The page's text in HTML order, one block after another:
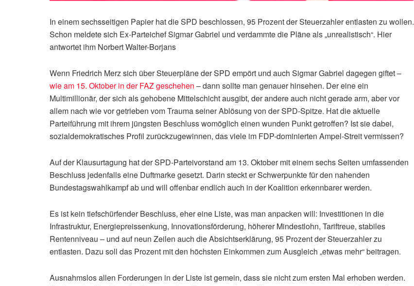
In einem sechsseitigen Papier hat die SPD beschlossen, 95 Prozent der Steuerzahler entlasten zu wollen.
Schon meldete sich Ex-Parteichef Sigmar Gabriel und verdammte die Pläne als „unrealistisch“. Hier
antwortet ihm Norbert Walter-Borjans
Wenn Friedrich Merz sich über Steuerpläne der SPD empört und auch Sigmar Gabriel dagegen giftet –
wie am 15. Oktober in der FAZ geschehen – dann sollte man genauer hinsehen. Der eine ein
Multimillionär, der sich als gehobene Mittelschicht ausgibt, der andere auch nicht gerade arm, aber vor
allem nach wie vor getrieben vom Trauma seiner Ablösung von der SPD-Spitze. Hat die aktuelle
Parteiführung mit ihrem jüngsten Beschluss womöglich einen wunden Punkt getroffen? Ist sie dabei,
sozialdemokratisches Profil zurückzugewinnen, das viele im FDP-dominierten Ampel-Streit vermissen?
Auf der Klausurtagung hat der SPD-Parteivorstand am 13. Oktober mit einem sechs Seiten umfassenden
Beschluss jedenfalls eine Duftmarke gesetzt. Darin steckt er Schwerpunkte für den nahenden
Bundestagswahlkampf ab und will offenbar endlich auch in der Koalition erkennbarer werden.
Es ist kein tiefschürfender Beschluss, eher eine Liste, was man anpacken will: Investitionen in die
Infrastruktur, Energiepreissenkung, Innovationsförderung, höherer Mindestlohn, Tariftreue, stabiles
Rentenniveau – und auf neun Zeilen auch die Absichtserklärung, 95 Prozent der Steuerzahler zu
entlasten. Dazu soll das Prozent mit den höchsten Einkommen zum Ausgleich „etwas mehr“ beitragen.
Ausnahmslos allen Forderungen in der Liste ist gemein, dass sie nicht zum ersten Mal erhoben werden.